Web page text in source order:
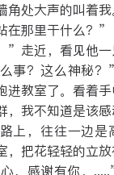
角处大声的叫着
在那里干什么？
”走近，看见他一
事？这么神秘？
教室了。看着
，我不知道是该
上，往往一边是
，把花轻轻的立
，感谢有你，